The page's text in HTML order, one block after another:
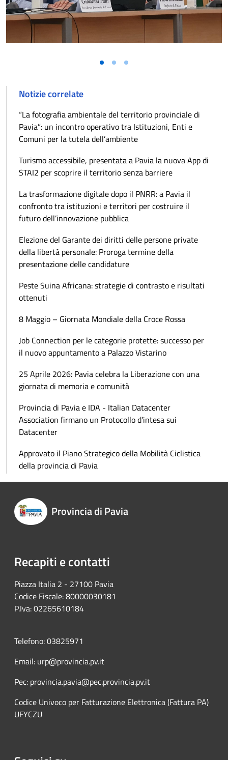
Notizie correlate
“La fotografia ambientale del territorio provinciale di
Pavia”: un incontro operativo tra Istituzioni, Enti e
Comuni per la tutela dell’ambiente
Turismo accessibile, presentata a Pavia la nuova App di
STAI2 per scoprire il territorio senza barriere
La trasformazione digitale dopo il PNRR: a Pavia il
confronto tra istituzioni e territori per costruire il
futuro dell’innovazione pubblica
Elezione del Garante dei diritti delle persone private
della libertà personale: Proroga termine della
presentazione delle candidature
Peste Suina Africana: strategie di contrasto e risultati
ottenuti
8 Maggio – Giornata Mondiale della Croce Rossa
Job Connection per le categorie protette: successo per
il nuovo appuntamento a Palazzo Vistarino
25 Aprile 2026: Pavia celebra la Liberazione con una
giornata di memoria e comunità
Provincia di Pavia e IDA - Italian Datacenter
Association firmano un Protocollo d’intesa sui
Datacenter
Approvato il Piano Strategico della Mobilità Ciclistica
della provincia di Pavia
Provincia di Pavia
Recapiti e contatti
Piazza Italia 2 - 27100 Pavia
Codice Fiscale: 80000030181
P.Iva: 02265610184
Telefono: 03825971
Email: urp@provincia.pv.it
Pec: provincia.pavia@pec.provincia.pv.it
Codice Univoco per Fatturazione Elettronica (Fattura PA)
UFYCZU